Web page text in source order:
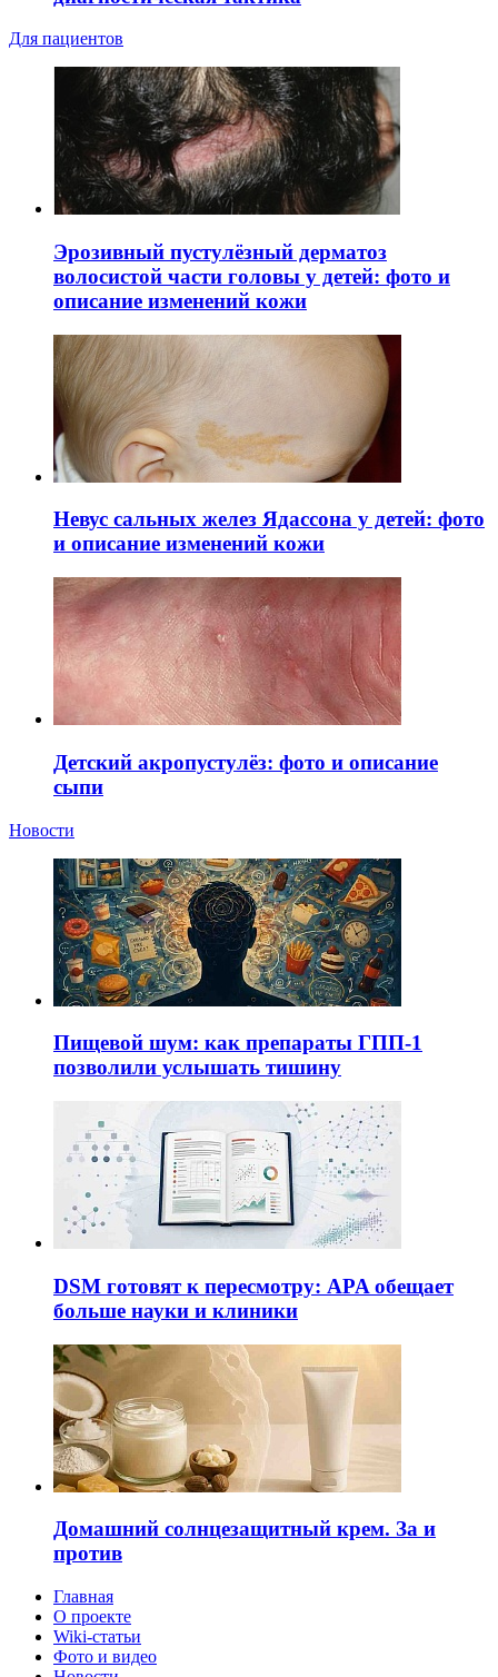
Для пациентов
Эрозивный пустулёзный дерматоз
волосистой части головы у детей: фото и
описание изменений кожи
Невус сальных желез Ядассона у детей: фото
и описание изменений кожи
Детский акропустулёз: фото и описание
сыпи
Новости
Пищевой шум: как препараты ГПП-1
позволили услышать тишину
DSM готовят к пересмотру: APA обещает
больше науки и клиники
Домашний солнцезащитный крем. За и
против
Главная
О проекте
Wiki-статьи
Фото и видео